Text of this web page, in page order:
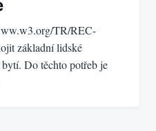
TR/REC-
základní lidské
Do těchto potřeb je